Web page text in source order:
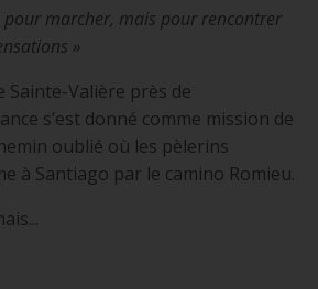
pour marcher, mais pour rencontrer
»
Sainte-Valière près de
s’est donné comme mission de
oublié où les pèlerins
à Santiago par le camino Romieu.